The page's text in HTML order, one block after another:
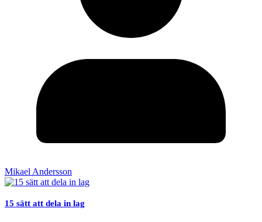
Mikael Andersson
15 sätt att dela in lag